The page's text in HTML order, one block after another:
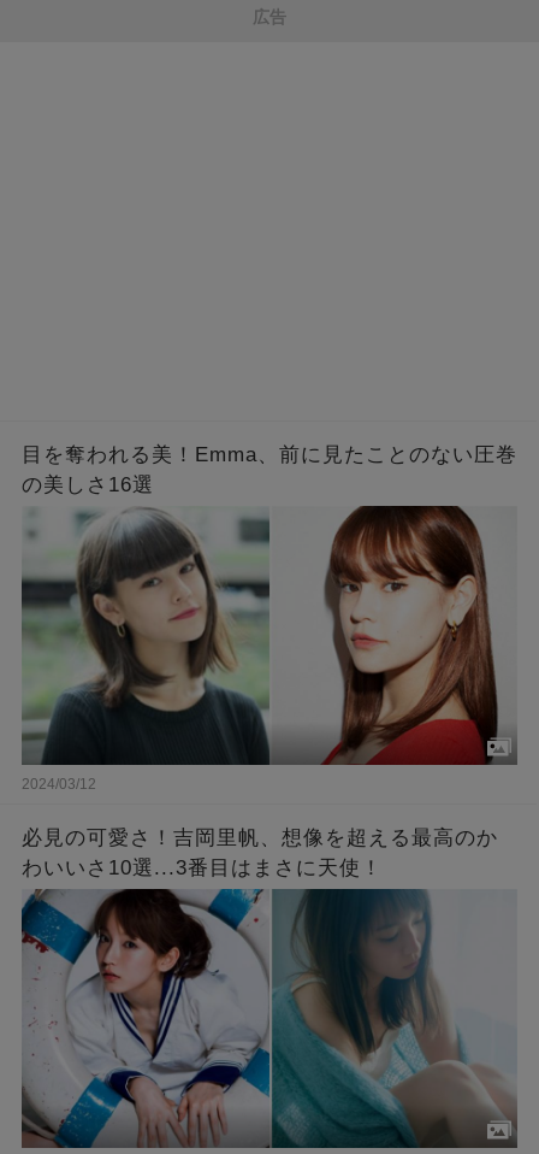
広告
目を奪われる美！Emma、前に見たことのない圧巻
の美しさ16選
2024/03/12
必見の可愛さ！吉岡里帆、想像を超える最高のか
わいいさ10選...3番目はまさに天使！